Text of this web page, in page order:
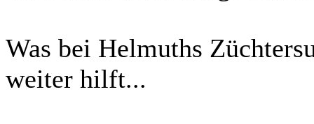
Was bei Helmuths
weiter hilft...